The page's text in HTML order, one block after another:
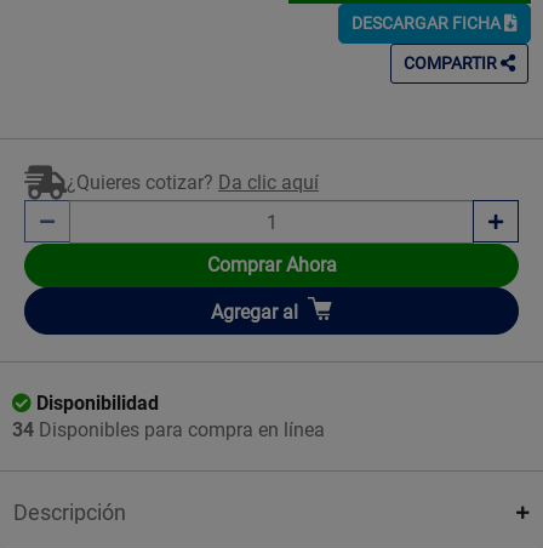
DESCARGAR FICHA
COMPARTIR
¿Quieres cotizar? Da clic aquí
Comprar Ahora
Añadir
Agregar al
Disponibilidad
34 Disponibles para compra en línea
Descripción